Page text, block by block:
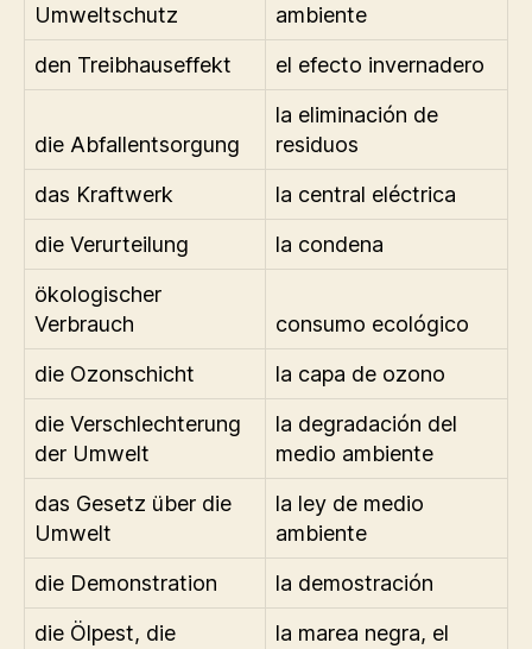
Umweltschutz
ambiente
den Treibhauseffekt
el efecto invernadero
die Abfallentsorgung
la eliminación de
residuos
das Kraftwerk
la central eléctrica
die Verurteilung
la condena
ökologischer
Verbrauch
consumo ecológico
die Ozonschicht
la capa de ozono
die Verschlechterung
der Umwelt
la degradación del
medio ambiente
das Gesetz über die
Umwelt
la ley de medio
ambiente
die Demonstration
la demostración
die Ölpest, die
la marea negra, el